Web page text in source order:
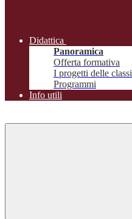
Didattica
Panoramica
Offerta formativa
I progetti delle classi
Programmi
Info utili